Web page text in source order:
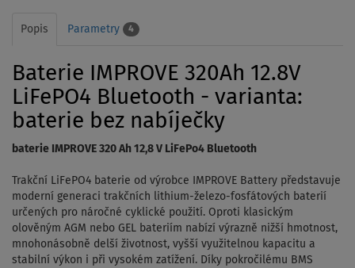
Popis Parametry 4
Baterie IMPROVE 320Ah 12.8V
LiFePO4 Bluetooth - varianta:
baterie bez nabíječky
baterie IMPROVE 320 Ah 12,8 V LiFePo4 Bluetooth
Trakční LiFePO4 baterie od výrobce IMPROVE Battery představuje
moderní generaci trakčních lithium-železo-fosfátových baterií
určených pro náročné cyklické použití. Oproti klasickým
olověným AGM nebo GEL bateriím nabízí výrazně nižší hmotnost,
mnohonásobně delší životnost, vyšší využitelnou kapacitu a
stabilní výkon i při vysokém zatížení. Díky pokročilému BMS